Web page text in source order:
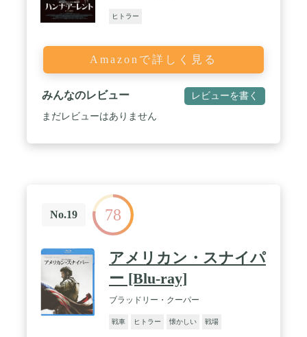
ヒトラー
Amazonで詳しく見る
みんなのレビュー レビューを書く
まだレビューはありません
No.19 78
アメリカン・スナイパ
ー [Blu-ray]
ブラッドリー・クーパー
戦車 ヒトラー 懐かしい 戦場